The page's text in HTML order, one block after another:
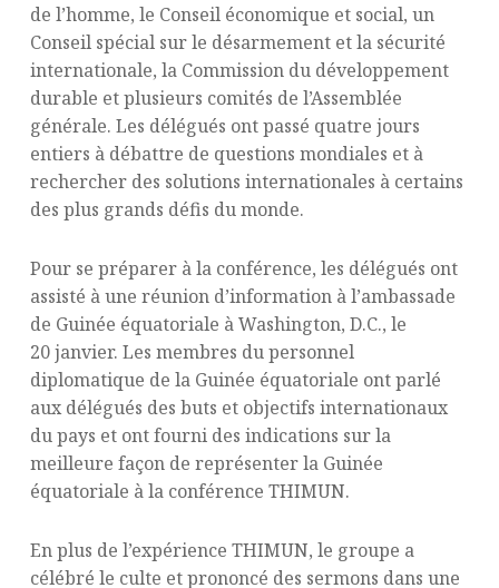
de l’homme, le Conseil économique et social, un
Conseil spécial sur le désarmement et la sécurité
internationale, la Commission du développement
durable et plusieurs comités de l’Assemblée
générale. Les délégués ont passé quatre jours
entiers à débattre de questions mondiales et à
rechercher des solutions internationales à certains
des plus grands défis du monde.
Pour se préparer à la conférence, les délégués ont
assisté à une réunion d’information à l’ambassade
de Guinée équatoriale à Washington, D.C., le
20 janvier. Les membres du personnel
diplomatique de la Guinée équatoriale ont parlé
aux délégués des buts et objectifs internationaux
du pays et ont fourni des indications sur la
meilleure façon de représenter la Guinée
équatoriale à la conférence THIMUN.
En plus de l’expérience THIMUN, le groupe a
célébré le culte et prononcé des sermons dans une